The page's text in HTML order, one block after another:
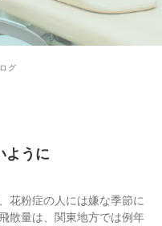
グ
ように
花粉症の人には嫌な季節に
散量は、関東地方では例年